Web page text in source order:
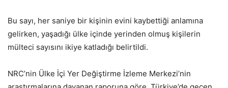
Bu sayı, her saniye bir kişinin evini kaybettiği anlamına
gelirken, yaşadığı ülke içinde yerinden olmuş kişilerin
mülteci sayısını ikiye katladığı belirtildi.
NRC’nin Ülke İçi Yer Değiştirme İzleme Merkezi’nin